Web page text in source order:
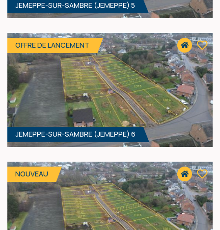
40 000 € HF*
Prix sur demande
JEMEPPE-SUR-SAMBRE (JEMEPPE) 5
JEMEPPE-SUR-SAMBRE (JEMEPPE) 6
OFFRE DE LANCEMENT
NOUVEAU